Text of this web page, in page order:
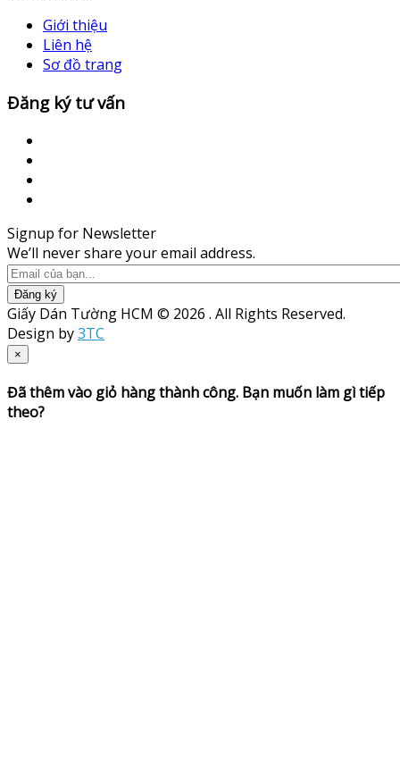
Giới thiệu
Liên hệ
Sơ đồ trang
Đăng ký tư vấn
Signup for Newsletter
We’ll never share your email address.
Đăng ký
Giấy Dán Tường HCM © 2026 . All Rights Reserved.
Design by3TC
×
Đã thêm vào giỏ hàng thành công. Bạn muốn làm gì tiếp
theo?